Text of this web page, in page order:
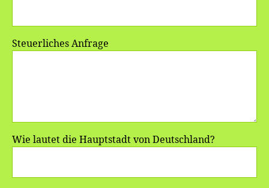
Steuerliches Anfrage
Wie lautet die Hauptstadt von Deutschland?